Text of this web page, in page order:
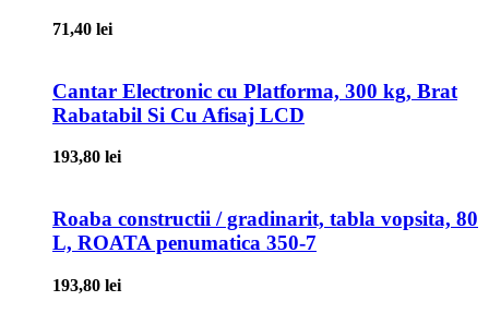
71,40 lei
Cantar Electronic cu Platforma, 300 kg, Brat
Rabatabil Si Cu Afisaj LCD
193,80 lei
Roaba constructii / gradinarit, tabla vopsita, 80
L, ROATA penumatica 350-7
193,80 lei